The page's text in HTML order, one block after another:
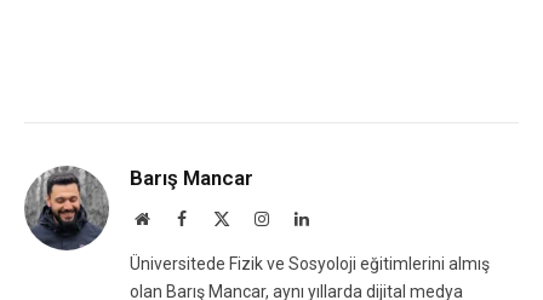
Barış Mancar
WebsiteFacebook InstagramLinkedIn
Üniversitede Fizik ve Sosyoloji eğitimlerini almış
olan Barış Mancar, aynı yıllarda dijital medya